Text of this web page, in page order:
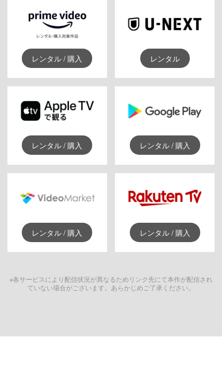
レンタル / 購入 レンタル
レンタル / 購入 レンタル / 購入
レンタル / 購入 レンタル / 購入
※各サービスにより配信状況が異なるためリンク先にて本作が配信され
ていない場合がございます。あらかじめご了承ください。